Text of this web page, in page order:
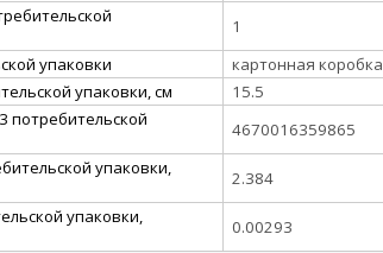
1
упаковки
картонная коробка
упаковки, см
15.5
потребительской
4670016359865
упаковки,
2.384
упаковки,
0.00293